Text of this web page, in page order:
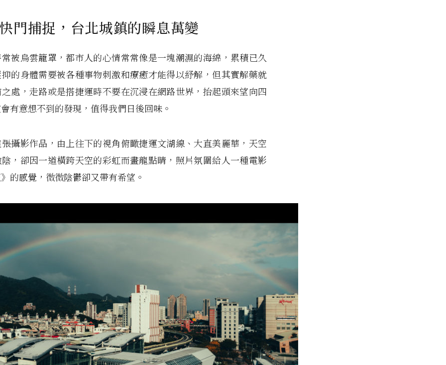
門捕捉，台北城鎮的瞬息萬變
被烏雲籠罩，都市人的心情常常像是一塊潮濕的海綿，累積已久
的身體需要被各種事物刺激和療癒才能得以紓解，但其實解藥就
處，走路或是搭捷運時不要在沉浸在網路世界，抬起頭來望向四
有意想不到的發現，值得我們日後回味。
攝影作品，由上往下的視角俯瞰捷運文湖線、大直美麗華，天空
，卻因一道橫跨天空的彩虹而畫龍點睛，照片氛圍給人一種電影
的感覺，微微陰鬱卻又帶有希望。